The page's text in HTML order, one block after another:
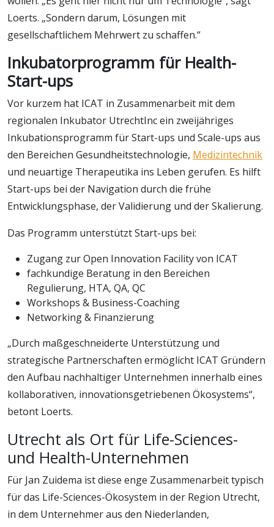
Loerts. „Sondern darum, Lösungen mit
gesellschaftlichem Mehrwert zu schaffen.“
Inkubatorprogramm für Health-
Start-ups
Vor kurzem hat ICAT in Zusammenarbeit mit dem
regionalen Inkubator UtrechtInc ein zweijähriges
Inkubationsprogramm für Start-ups und Scale-ups aus
den Bereichen Gesundheitstechnologie, Medizintechnik
und neuartige Therapeutika ins Leben gerufen. Es hilft
Start-ups bei der Navigation durch die frühe
Entwicklungsphase, der Validierung und der Skalierung.
Das Programm unterstützt Start-ups bei:
Zugang zur Open Innovation Facility von ICAT
fachkundige Beratung in den Bereichen
Regulierung, HTA, QA, QC
Workshops & Business-Coaching
Networking & Finanzierung
„Durch maßgeschneiderte Unterstützung und
strategische Partnerschaften ermöglicht ICAT Gründern
den Aufbau nachhaltiger Unternehmen innerhalb eines
kollaborativen, innovationsgetriebenen Ökosystems“,
betont Loerts.
Utrecht als Ort für Life-Sciences-
und Health-Unternehmen
Für Jan Zuidema ist diese enge Zusammenarbeit typisch
für das Life-Sciences-Ökosystem in der Region Utrecht,
in dem Unternehmer aus den Niederlanden,